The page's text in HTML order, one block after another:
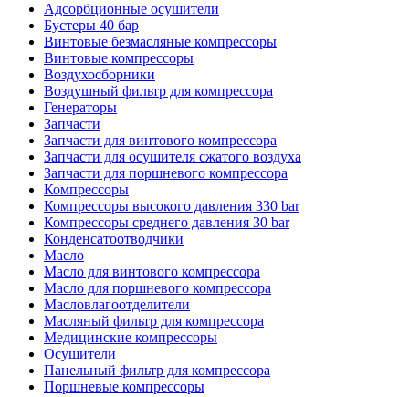
Адсорбционные осушители
Бустеры 40 бар
Винтовые безмасляные компрессоры
Винтовые компрессоры
Воздухосборники
Воздушный фильтр для компрессора
Генераторы
Запчасти
Запчасти для винтового компрессора
Запчасти для осушителя сжатого воздуха
Запчасти для поршневого компрессора
Компрессоры
Компрессоры высокого давления 330 bar
Компрессоры среднего давления 30 bar
Конденсатоотводчики
Масло
Масло для винтового компрессора
Масло для поршневого компрессора
Масловлагоотделители
Масляный фильтр для компрессора
Медицинские компрессоры
Осушители
Панельный фильтр для компрессора
Поршневые компрессоры